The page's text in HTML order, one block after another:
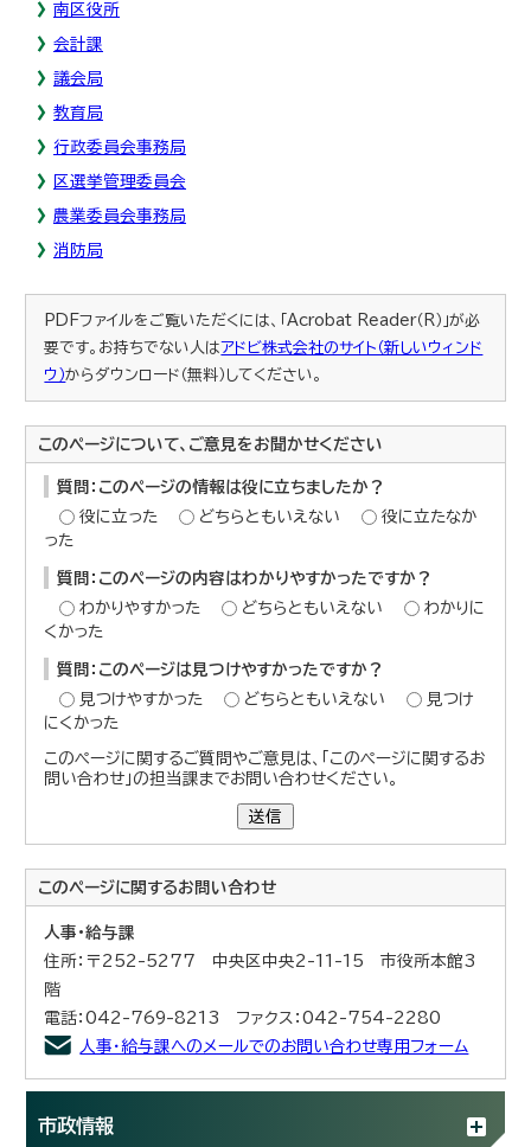
南区役所
会計課
議会局
教育局
行政委員会事務局
区選挙管理委員会
農業委員会事務局
消防局
PDFファイルをご覧いただくには、「Acrobat Reader（R）」が必
要です。お持ちでない人は アドビ株式会社のサイト（新しいウィンド
ウ）からダウンロード（無料）してください。
このページについて、ご意見をお聞かせください
質問：このページの情報は役に立ちましたか？
役に立った
どちらともいえない
役に立たなか
った
質問：このページの内容はわかりやすかったですか？
わかりやすかった
どちらともいえない
わかりに
くかった
質問：このページは見つけやすかったですか？
見つけやすかった
どちらともいえない
見つけ
にくかった
このページに関するご質問やご意見は、「このページに関するお
問い合わせ」の担当課までお問い合わせください。
送信
このページに関するお問い合わせ
人事・給与課
住所：〒252-5277 中央区中央2-11-15 市役所本館3
階
電話：042-769-8213 ファクス：042-754-2280
人事・給与課へのメールでのお問い合わせ専用フォーム
市政情報